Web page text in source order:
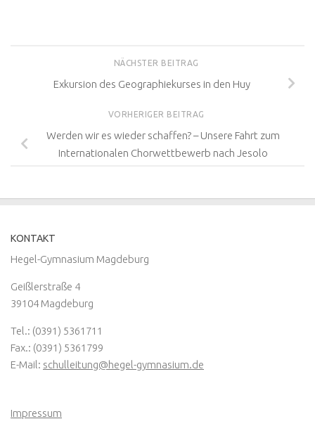
NÄCHSTER BEITRAG
Exkursion des Geographiekurses in den Huy
VORHERIGER BEITRAG
Werden wir es wieder schaffen? – Unsere Fahrt zum
Internationalen Chorwettbewerb nach Jesolo
KONTAKT
Hegel-Gymnasium Magdeburg
Geißlerstraße 4
39104 Magdeburg
Tel.: (0391) 5361711
Fax.: (0391) 5361799
E-Mail: schulleitung@hegel-gymnasium.de
Impressum